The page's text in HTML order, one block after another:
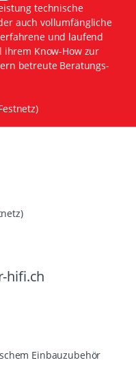
technische
auch vollumfängliche
und laufend
ihrem Know-How zur
betreute Beratungs-
hifi.ch
Einbauzubehör